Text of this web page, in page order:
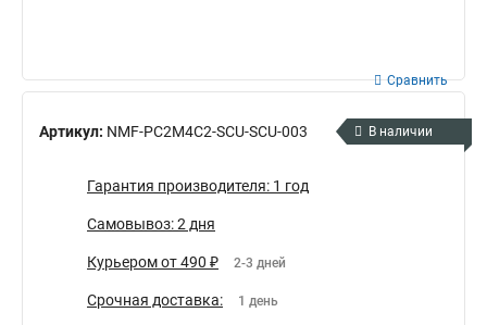
Артикул: NMF-PC2M4C2-SCU-SCU-003
Сравнить
В наличии
Гарантия производителя: 1 год
Самовывоз: 2 дня
Курьером от 490 ₽ 2-3 дней
Срочная доставка: 1 день